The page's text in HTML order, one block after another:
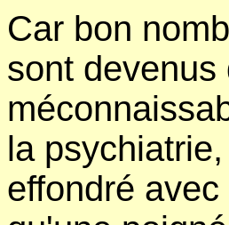
Car bon
sont
la
effondré